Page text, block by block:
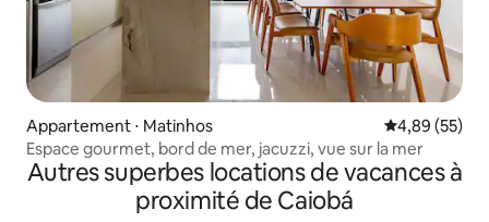
Appartement ⋅ Matinhos Évaluation
4,89 (55)
Espace gourmet, bord de mer, jacuzzi, vue sur la mer
Autres superbes locations de vacances à
proximité de Caiobá